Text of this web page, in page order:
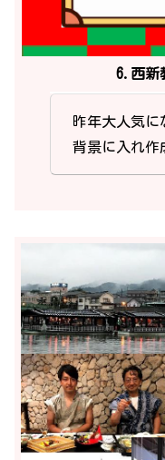
6.西新
昨年大人気に
背景に入れ作